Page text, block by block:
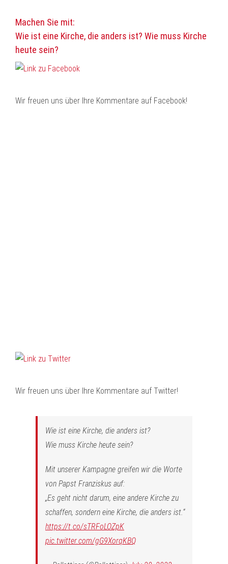
Machen Sie mit:
Wie ist eine Kirche, die anders ist? Wie muss Kirche
heute sein?
Wir freuen uns über Ihre Kommentare auf Facebook!
Wir freuen uns über Ihre Kommentare auf Twitter!
Wie ist eine Kirche, die anders ist?
Wie muss Kirche heute sein?
Mit unserer Kampagne greifen wir die Worte
von Papst Franziskus auf:
„Es geht nicht darum, eine andere Kirche zu
schaffen, sondern eine Kirche, die anders ist.“
https://t.co/sTRFoLOZpK
pic.twitter.com/gG9XorqKBQ